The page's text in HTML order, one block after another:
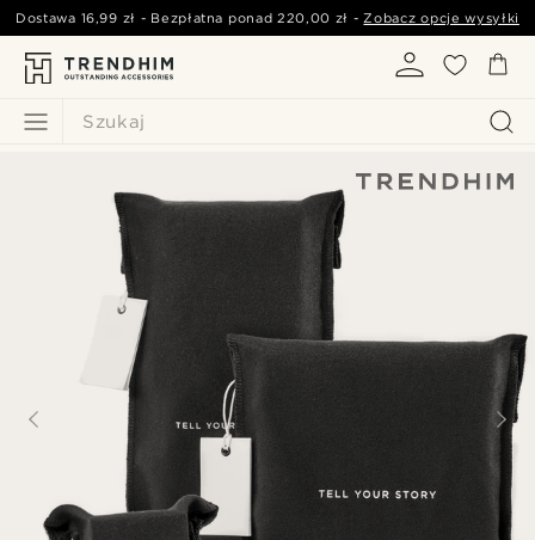
Szukaj
Dostawa 16,99 zł - Bezpłatna ponad220,00 zł -Zobacz opcje wysyłki